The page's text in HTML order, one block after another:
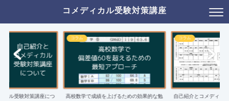
コメディカル受験対策講座
カル受験対策講座につ
コラム
高校数学で成績を上げるための効果的な勉
コラム
自己紹介とコメディカ